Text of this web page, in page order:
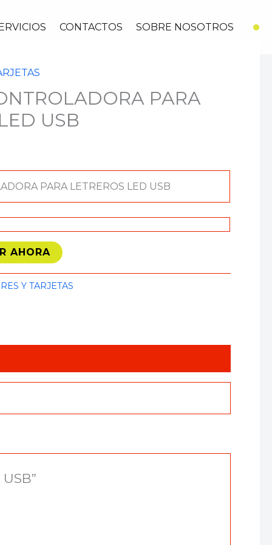
CONTACTOS SOBRE NOSOTROS
PARA
USB
PARA LETREROS LED USB
AHORA
Y TARJETAS